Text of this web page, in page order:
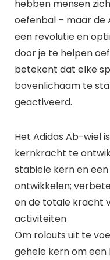
hebben mensen
oefenbal – maar de
een revolutie en
door je te helpen
betekent dat elke
bovenlichaam te
geactiveerd.
Het Adidas Ab-wiel
kernkracht te
stabiele kern en
ontwikkelen;
en de totale kracht
activiteiten
Om rolouts uit te
gehele kern om